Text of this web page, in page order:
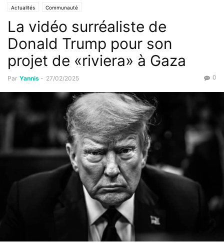
Actualités Communauté
La vidéo surréaliste de
Donald Trump pour son
projet de «riviera» à Gaza
Par Yannis - 27/02/2025 0